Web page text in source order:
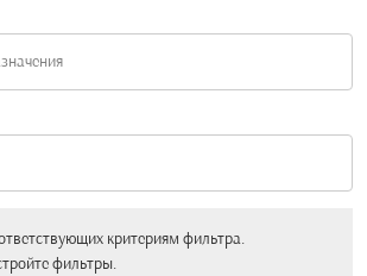
критериям фильтра.
фильтры.